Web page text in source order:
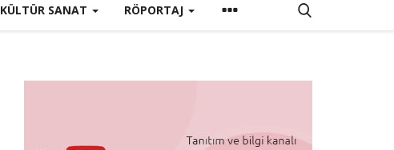
KÜLTÜR SANAT RÖPORTAJ